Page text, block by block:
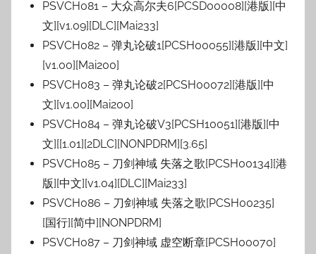
PSVCH081 – 大众高尔夫6[PCSD00008][港版][中
文][v1.09][DLC][Mai233]
PSVCH082 – 弹丸论破1[PCSH00055][港版][中文]
[v1.00][Mai200]
PSVCH083 – 弹丸论破2[PCSH00072][港版][中
文][v1.00][Mai200]
PSVCH084 – 弹丸论破V3[PCSH10051][港版][中
文][[1.01][2DLC][NONPDRM][3.65]
PSVCH085 – 刀剑神域 失落之歌[PCSH00134][港
版][中文][v1.04][DLC][Mai233]
PSVCH086 – 刀剑神域 失落之歌[PCSH00235]
[国行][简中][NONPDRM]
PSVCH087 – 刀剑神域 虚空断章[PCSH00070]